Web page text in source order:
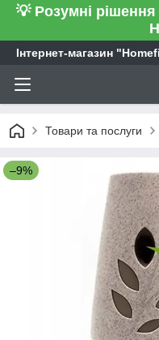
💡 Розумні
Інтернет-магазин
Товари та послуги
–9%